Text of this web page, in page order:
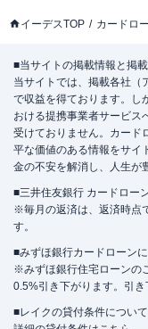
イーデスTOP カードロ
■当サイトの掲載情報と掲
当サイトでは、掲載各社（
で収益を得ております。し
おける提携事業者サービス
受けておりません。カード
平な価値のある情報をサイ
金の不安を解消し、人生が
■三井住友銀行 カードロー
※毎月の返済は、返済時点
す。
■みずほ銀行カードローン
※みずほ銀行住宅ローンの
0.5%引き下がります。引き
■レイクの貸付条件について